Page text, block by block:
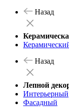
Назад
Назад
Лепной
Интерьерный
Фасадный